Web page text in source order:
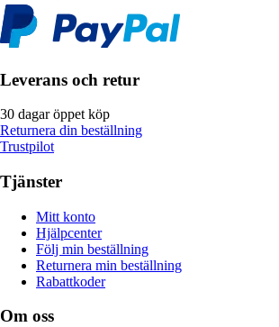
Leverans och retur
30 dagar öppet köp
Returnera din beställning
Trustpilot
Tjänster
Mitt konto
Hjälpcenter
Följ min beställning
Returnera min beställning
Rabattkoder
Om oss